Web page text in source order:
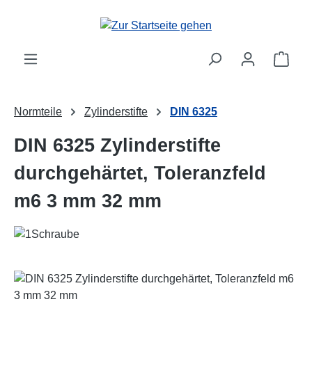
Zum Hauptinhalt springen
Normteile Zylinderstifte DIN 6325
DIN 6325 Zylinderstifte
durchgehärtet, Toleranzfeld
m6 3 mm 32 mm
Bildergalerie überspringen